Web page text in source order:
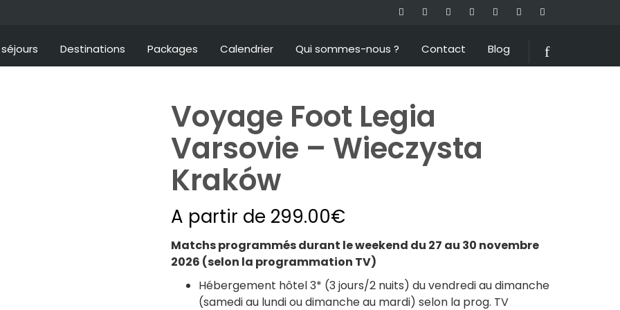
Destinations Packages Calendrier Qui sommes-nous ? Contact Blog
Voyage Foot Legia
Varsovie – Wieczysta
Kraków
A partir de 299.00€
Matchs programmés durant le weekend du 27 au 30 novembre
2026 (selon la programmation TV)
Hébergement hôtel 3* (3 jours/2 nuits) du vendredi au dimanche
(samedi au lundi ou dimanche au mardi) selon la prog. TV